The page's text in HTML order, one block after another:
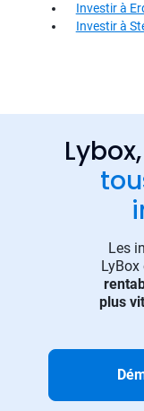
Investir à
Investir à
Les
plus